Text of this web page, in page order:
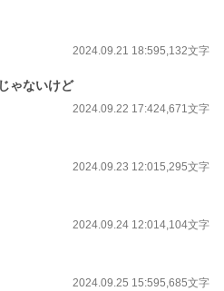
2024.09.21 18:595,132文字
ゃないけど
2024.09.22 17:424,671文字
2024.09.23 12:015,295文字
2024.09.24 12:014,104文字
2024.09.25 15:595,685文字